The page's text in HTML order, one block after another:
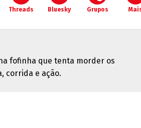
Threads Bluesky Grupos
fofinha que tenta morder os
corrida e ação.